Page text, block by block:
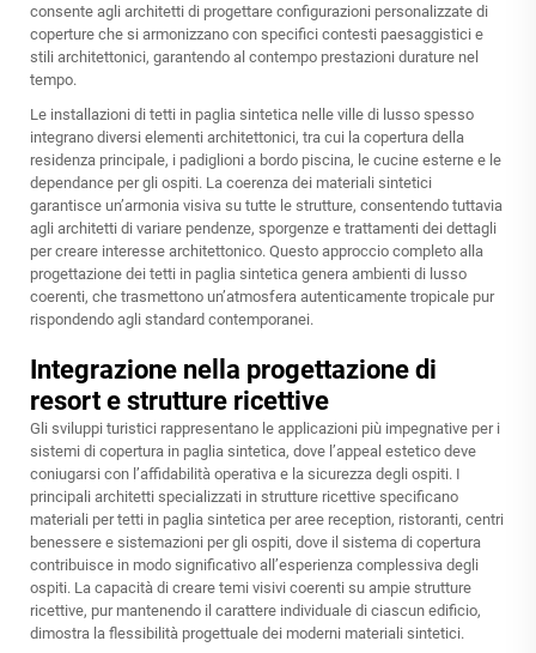
consente agli architetti di progettare configurazioni personalizzate di
coperture che si armonizzano con specifici contesti paesaggistici e
stili architettonici, garantendo al contempo prestazioni durature nel
tempo.
Le installazioni di tetti in paglia sintetica nelle ville di lusso spesso
integrano diversi elementi architettonici, tra cui la copertura della
residenza principale, i padiglioni a bordo piscina, le cucine esterne e le
dependance per gli ospiti. La coerenza dei materiali sintetici
garantisce un’armonia visiva su tutte le strutture, consentendo tuttavia
agli architetti di variare pendenze, sporgenze e trattamenti dei dettagli
per creare interesse architettonico. Questo approccio completo alla
progettazione dei tetti in paglia sintetica genera ambienti di lusso
coerenti, che trasmettono un’atmosfera autenticamente tropicale pur
rispondendo agli standard contemporanei.
Integrazione nella progettazione di
resort e strutture ricettive
Gli sviluppi turistici rappresentano le applicazioni più impegnative per i
sistemi di copertura in paglia sintetica, dove l’appeal estetico deve
coniugarsi con l’affidabilità operativa e la sicurezza degli ospiti. I
principali architetti specializzati in strutture ricettive specificano
materiali per tetti in paglia sintetica per aree reception, ristoranti, centri
benessere e sistemazioni per gli ospiti, dove il sistema di copertura
contribuisce in modo significativo all’esperienza complessiva degli
ospiti. La capacità di creare temi visivi coerenti su ampie strutture
ricettive, pur mantenendo il carattere individuale di ciascun edificio,
dimostra la flessibilità progettuale dei moderni materiali sintetici.